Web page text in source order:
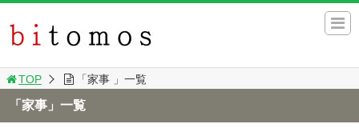
TOP 「家事 」一覧
「家事」一覧